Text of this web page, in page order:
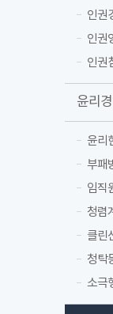
인권
인권
인권
윤리
윤리
부패
임직
청렴
클린
청탁
소극